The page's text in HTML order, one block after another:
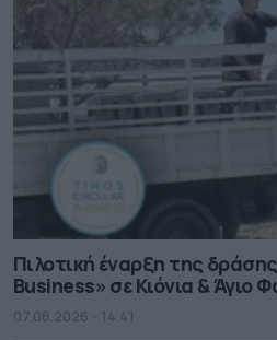
Πιλοτική έναρξη της
Business» σε Κιόνια & Άγιο
07.08.2026 - 14.41